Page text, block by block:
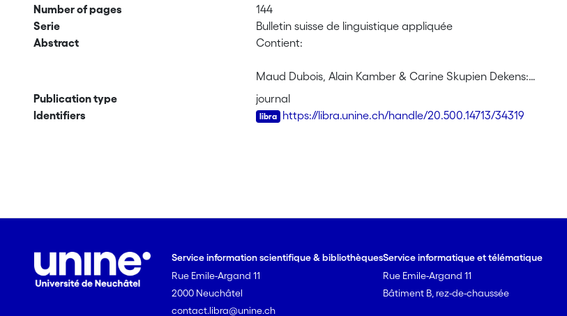
Number of pages
144
Serie
Bulletin suisse de linguistique appliquée
Abstract
Contient:
Maud Dubois, Alain Kamber & Carine Skupien Dekens:
L'exploitation didactique des documents authentiques audio
Emmanuelle Carette:
Richard Duda & Henry Tyne:
Authenticity and autonomy in language learning
Publication type
journal
Identifiers
https://libra.unine.ch/handle/20.500.14713/34319
Service information scientifique & bibliothèques
Rue Emile-Argand 11
2000 Neuchâtel
contact.libra@unine.ch
Service informatique et télématique
Rue Emile-Argand 11
Bâtiment B, rez-de-chaussée